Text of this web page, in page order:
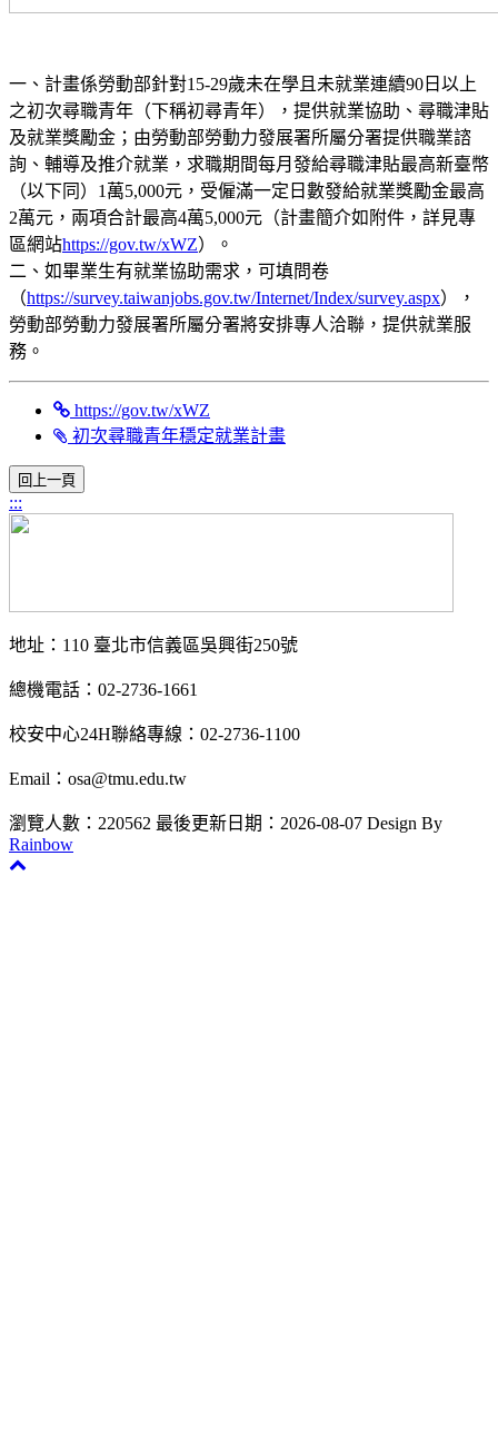
一、計畫係勞動部針對15-29歲未在學且未就業連續90日以上
之初次尋職青年（下稱初尋青年），提供就業協助、尋職津貼
及就業獎勵金；由勞動部勞動力發展署所屬分署提供職業諮
詢、輔導及推介就業，求職期間每月發給尋職津貼最高新臺幣
（以下同）1萬5,000元，受僱滿一定日數發給就業獎勵金最高
2萬元，兩項合計最高4萬5,000元（計畫簡介如附件，詳見專
區網站https://gov.tw/xWZ）。
二、如畢業生有就業協助需求，可填問卷
（https://survey.taiwanjobs.gov.tw/Internet/Index/survey.aspx），
勞動部勞動力發展署所屬分署將安排專人洽聯，提供就業服
務。
https://gov.tw/xWZ
初次尋職青年穩定就業計畫
:::
地址：110 臺北市信義區吳興街250號
總機電話：02-2736-1661
校安中心24H聯絡專線：02-2736-1100
Email：osa@tmu.edu.tw
瀏覽人數：220562 最後更新日期：2026-08-07 Design By
Rainbow